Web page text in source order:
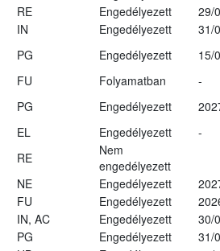
RE Engedélyezett
29/
IN Engedélyezett
31/
PG Engedélyezett
15/
FU Folyamatban
-
PG Engedélyezett
EL Engedélyezett
-
RE
Nem
engedélyezett
NE Engedélyezett
FU Engedélyezett
IN, AC Engedélyezett
30/
PG Engedélyezett
31/